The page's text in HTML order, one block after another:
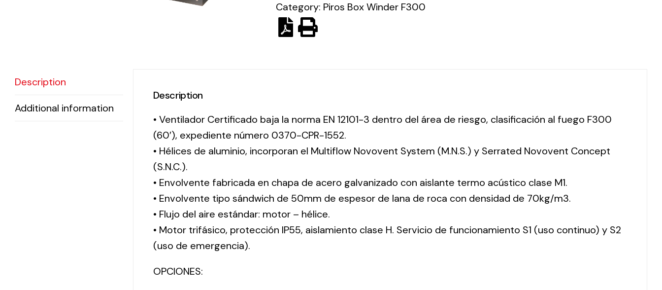
Category: Piros Box Winder F300
Description
Additional information
Description
• Ventilador Certificado baja la norma EN 12101-3 dentro del área de riesgo, clasificación al fuego F300
(60′), expediente número 0370-CPR-1552.
• Hélices de aluminio, incorporan el Multiflow Novovent System (M.N.S.) y Serrated Novovent Concept
(S.N.C.).
• Envolvente fabricada en chapa de acero galvanizado con aislante termo acústico clase M1.
• Envolvente tipo sándwich de 50mm de espesor de lana de roca con densidad de 70kg/m3.
• Flujo del aire estándar: motor – hélice.
• Motor trifásico, protección IP55, aislamiento clase H. Servicio de funcionamiento S1 (uso continuo) y S2
(uso de emergencia).
OPCIONES: